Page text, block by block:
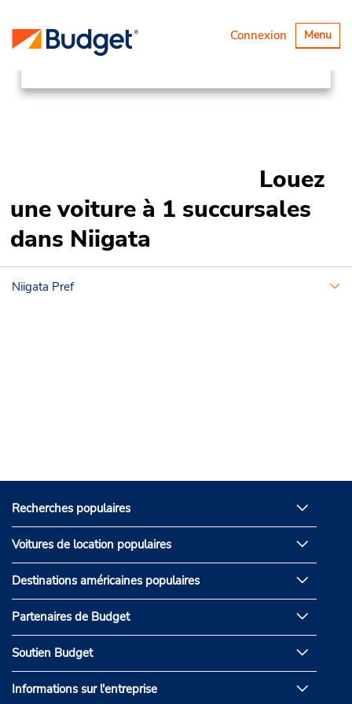
Basculer
la
Menu
Connexion
Succursales Asia Pacific
Japan
Niigata
Louez
une voiture à 1 succursales
dans Niigata
Niigata Pref
Recherches populaires
Voitures de location populaires
Destinations américaines populaires
Partenaires de Budget
Soutien Budget
Informations sur l'entreprise